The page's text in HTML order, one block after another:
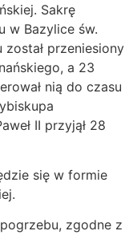
Sakrę
w Bazylice św.
został przeniesiony
a 23
nią do czasu
II przyjął 28
się w formie
zgodne z